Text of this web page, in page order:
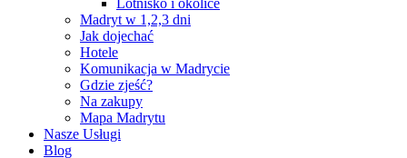
Lotnisko i okolice
Madryt w 1,2,3 dni
Jak dojechać
Hotele
Komunikacja w Madrycie
Gdzie zjeść?
Na zakupy
Mapa Madrytu
Nasze Usługi
Blog